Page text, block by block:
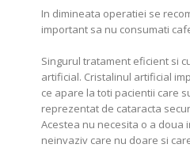
In dimineata operatiei se
important sa nu consumati
Singurul tratament eficient si
artificial. Cristalinul artificial
ce apare la toti pacientii care
reprezentat de cataracta
Acestea nu necesita o a doua
neinvaziv care nu doare si